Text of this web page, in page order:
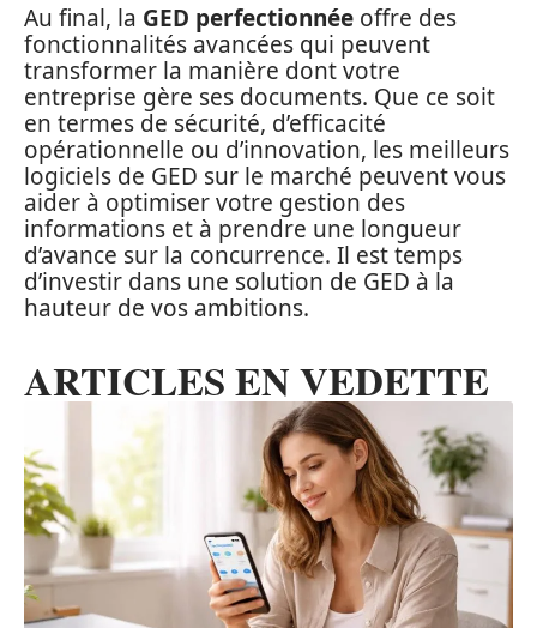
Au final, la GED perfectionnée offre des
fonctionnalités avancées qui peuvent
transformer la manière dont votre
entreprise gère ses documents. Que ce soit
en termes de sécurité, d’efficacité
opérationnelle ou d’innovation, les meilleurs
logiciels de GED sur le marché peuvent vous
aider à optimiser votre gestion des
informations et à prendre une longueur
d’avance sur la concurrence. Il est temps
d’investir dans une solution de GED à la
hauteur de vos ambitions.
ARTICLES EN VEDETTE